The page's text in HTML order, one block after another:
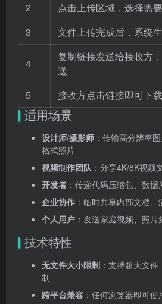
2
点击上传区域，选择需
3
文件上传完成后，系统
4
复制链接发送给接收方
送
5
接收方点击链接即可下
适用场景
设计师/摄影师 ：传输高分辨率
格式照片
视频制作团队 ：分享4K/8K视频
开发者 ：传递代码压缩包、数
企业协作 ：临时共享内部文档
个人用户 ：发送家庭视频、照
技术特性
无文件大小限制 ：支持超大文
制
跨平台兼容 ：任何浏览器即可